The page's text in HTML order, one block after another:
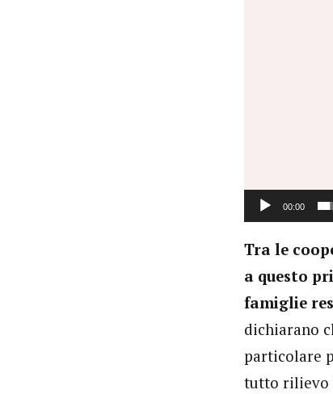
00:00
Tra le
a questo
famiglie
dichiarano
particolare
tutto rilievo